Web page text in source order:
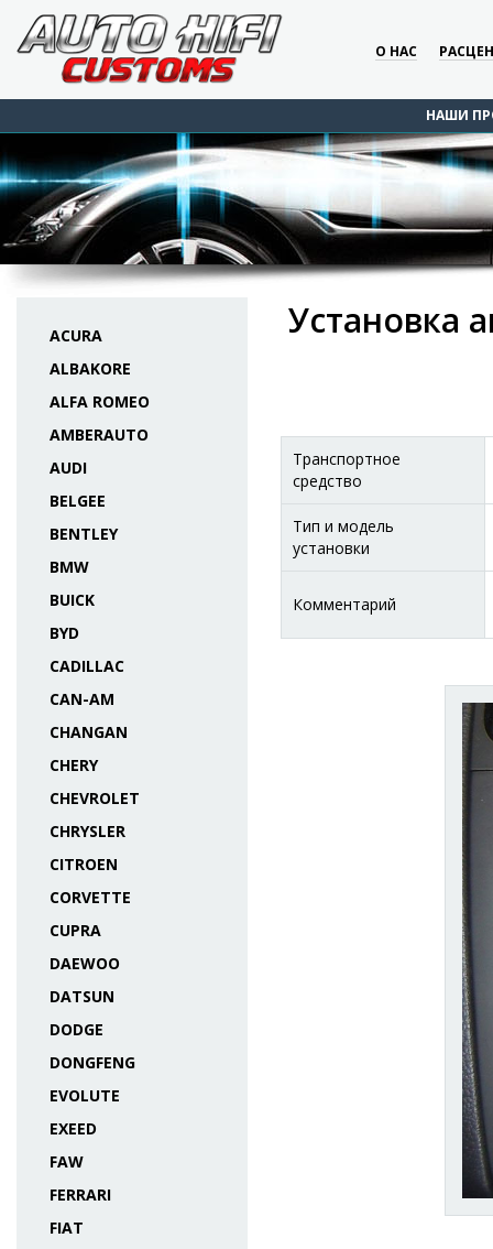
О НАС
НАШИ
ACURA
ALBAKORE
ALFA ROMEO
AMBERAUTO
AUDI
BELGEE
BENTLEY
BMW
BUICK
BYD
CADILLAC
CAN-AM
CHANGAN
CHERY
CHEVROLET
CHRYSLER
CITROEN
CORVETTE
CUPRA
DAEWOO
DATSUN
DODGE
DONGFENG
EVOLUTE
EXEED
FAW
FERRARI
FIAT
Установка
Транспортное
средство
Тип и модель
установки
Комментарий